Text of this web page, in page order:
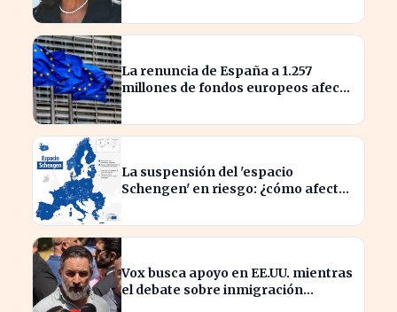
La renuncia de España a 1.257
millones de fondos europeos afecta
La suspensión del 'espacio
Schengen' en riesgo: ¿cómo afecta
Vox busca apoyo en EE.UU. mientras
el debate sobre inmigración